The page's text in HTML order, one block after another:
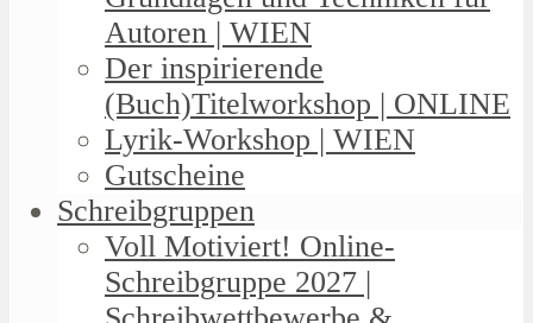
Autoren | WIEN
Der inspirierende
(Buch)Titelworkshop | ONLINE
Lyrik-Workshop | WIEN
Gutscheine
Schreibgruppen
Voll Motiviert! Online-
Schreibgruppe 2027 |